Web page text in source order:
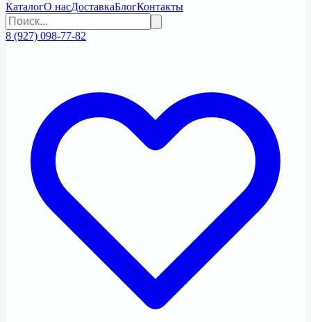
КаталогО насДоставкаБлогКонтакты
8 (927) 098-77-82